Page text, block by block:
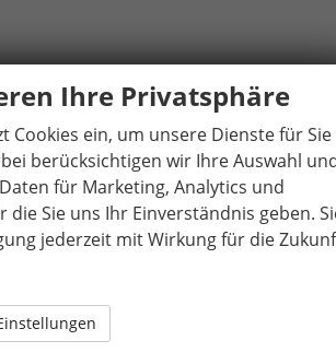
Deaktivierung
inklusive Top-Tether
Ihre Privatsphäre
Cookies ein, um unsere Dienste für Sie
berücksichtigen wir Ihre Auswahl
für Marketing, Analytics und
die Sie uns Ihr Einverständnis geben.
jederzeit mit Wirkung für die